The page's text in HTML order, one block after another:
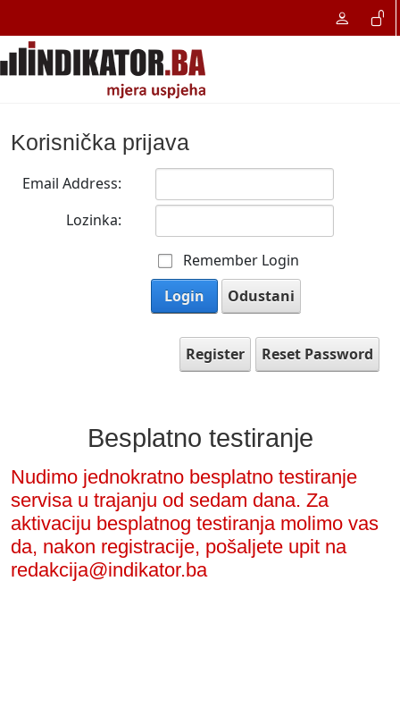
Korisnička prijava
Email Address:
Lozinka:
Remember Login
Login
Odustani
Register Reset Password
Besplatno testiranje
Nudimo jednokratno besplatno testiranje
servisa u trajanju od sedam dana. Za
aktivaciju besplatnog testiranja molimo vas
da, nakon registracije, pošaljete upit na
redakcija@indikator.ba